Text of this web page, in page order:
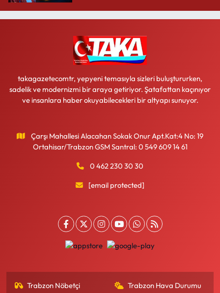
takagazetecomtr, yepyeni temasıyla sizleri buluştururken,
sadelik ve modernizmi bir araya getiriyor. Şatafattan kaçınıyor
ve insanlara haber okuyabilecekleri bir altyapı sunuyor.
Çarşı Mahallesi Alacahan Sokak Onur Apt.Kat:4 No: 19
Ortahisar/Trabzon GSM Santral: 0 549 609 14 61
0 462 230 30 30
[email protected]
Trabzon Nöbetçi
Trabzon Hava Durumu